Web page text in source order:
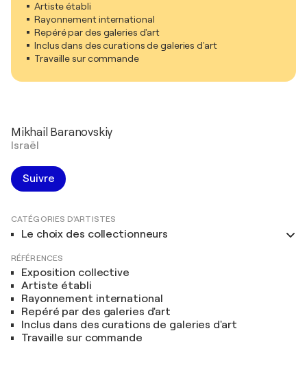
Artiste établi
Rayonnement international
Repéré par des galeries d'art
Inclus dans des curations de galeries d'art
Travaille sur commande
Mikhail Baranovskiy
Israël
Suivre
CATÉGORIES D'ARTISTES
Le choix des collectionneurs
RÉFÉRENCES
Exposition collective
Artiste établi
Rayonnement international
Repéré par des galeries d'art
Inclus dans des curations de galeries d'art
Travaille sur commande